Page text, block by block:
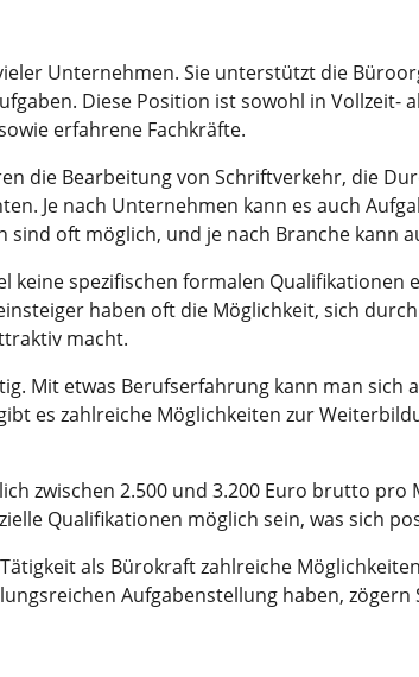
Unternehmen. Sie unterstützt die
Diese Position ist sowohl in Vollzeit-
erfahrene Fachkräfte.
die Bearbeitung von Schriftverkehr, die
Je nach Unternehmen kann es auch
sind oft möglich, und je nach Branche kann
keine spezifischen formalen
haben oft die Möglichkeit, sich
macht.
Mit etwas Berufserfahrung kann man sich
es zahlreiche Möglichkeiten zur
zwischen 2.500 und 3.200 Euro brutto pro
Qualifikationen möglich sein, was sich
als Bürokraft zahlreiche
Aufgabenstellung haben,